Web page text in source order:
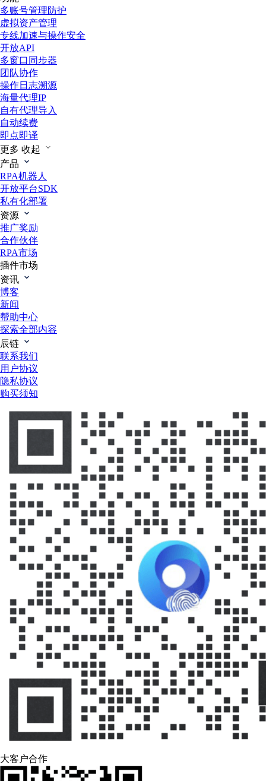
多账号管理防护
虚拟资产管理
专线加速与操作安全
开放API
多窗口同步器
团队协作
操作日志溯源
海量代理IP
自有代理导入
自动续费
即点即译
更多 收起
产品
RPA机器人
开放平台SDK
私有化部署
资源
推广奖励
合作伙伴
RPA市场
插件市场
资讯
博客
新闻
帮助中心
探索全部内容
辰链
联系我们
用户协议
隐私协议
购买须知
大客户合作